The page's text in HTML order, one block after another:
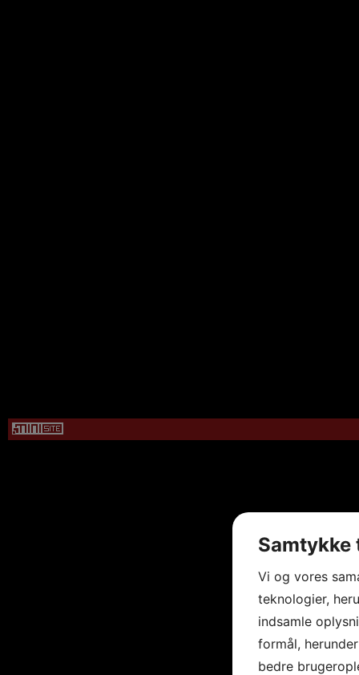
Vi og vores
teknologier,
indsamle
formål,
bedre